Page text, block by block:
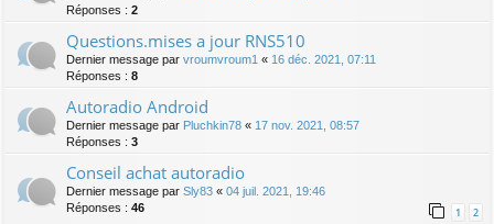
Réponses : 2
Questions.mises a jour RNS510
Dernier message par vroumvroum1 « 16 déc. 2021, 07:11
Réponses : 8
Autoradio Android
Dernier message par Pluchkin78 « 17 nov. 2021, 08:57
Réponses : 3
Conseil achat autoradio
Dernier message par Sly83 « 04 juil. 2021, 19:46
Réponses : 46 1 2